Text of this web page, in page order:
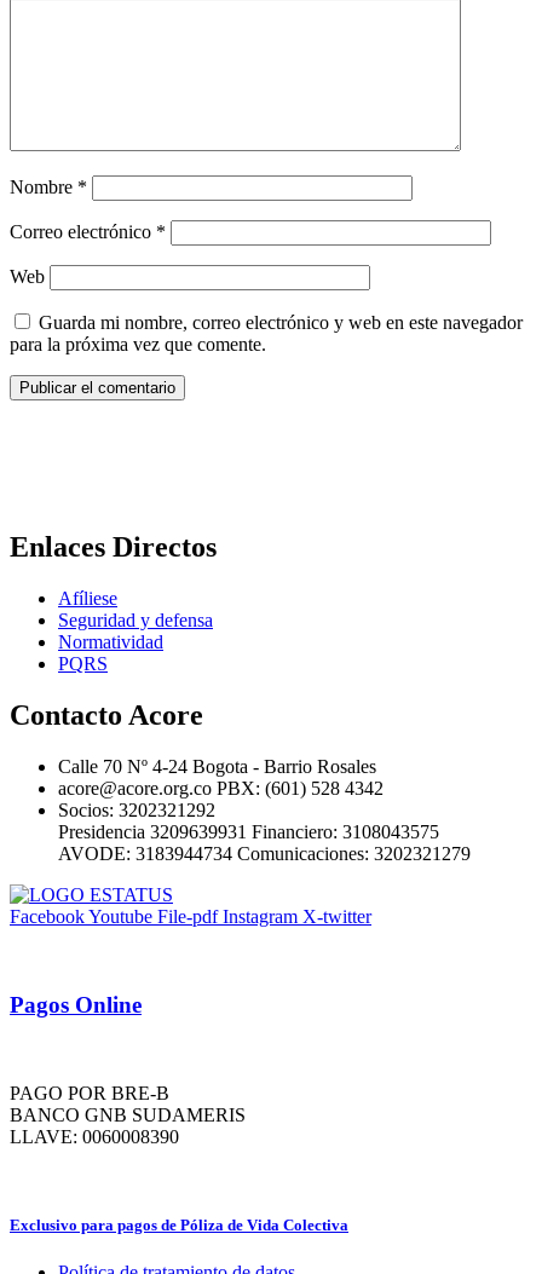
Nombre *
Correo electrónico *
Web
Guarda mi nombre, correo electrónico y web en este navegador
para la próxima vez que comente.
Enlaces Directos
Afíliese
Seguridad y defensa
Normatividad
PQRS
Contacto Acore
Calle 70 Nº 4-24 Bogota - Barrio Rosales
acore@acore.org.co PBX: (601) 528 4342
Socios: 3202321292
Presidencia 3209639931 Financiero: 3108043575
AVODE: 3183944734 Comunicaciones: 3202321279
FacebookYoutube File-pdf Instagram X-twitter
Pagos Online
PAGO POR BRE-B
BANCO GNB SUDAMERIS
LLAVE: 0060008390
Exclusivo para pagos de Póliza de Vida Colectiva